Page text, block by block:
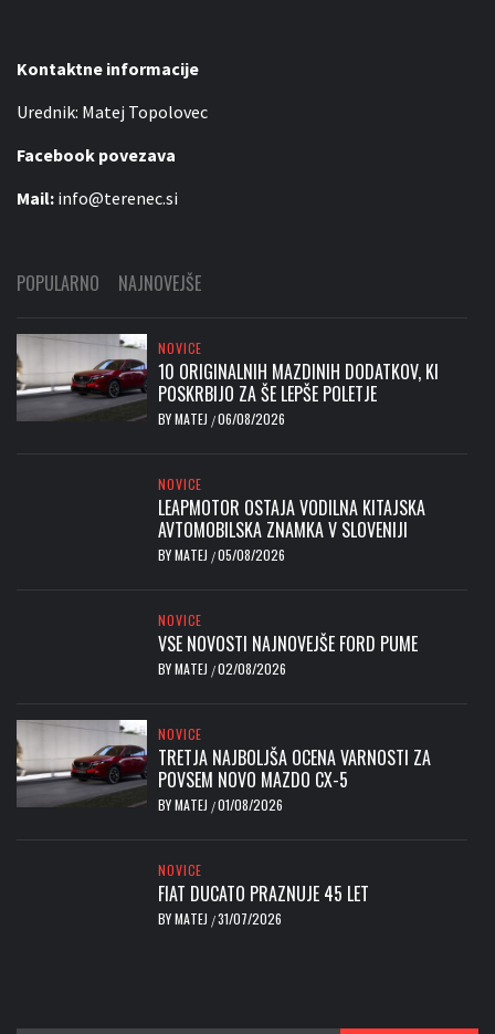
Kontaktne informacije
Urednik: Matej Topolovec
Facebook povezava
Mail: info@terenec.si
POPULARNO NAJNOVEJŠE
NOVICE
10 ORIGINALNIH MAZDINIH DODATKOV, KI
POSKRBIJO ZA ŠE LEPŠE POLETJE
BYMATEJ /06/08/2026
NOVICE
LEAPMOTOR OSTAJA VODILNA KITAJSKA
AVTOMOBILSKA ZNAMKA V SLOVENIJI
BYMATEJ /05/08/2026
NOVICE
VSE NOVOSTI NAJNOVEJŠE FORD PUME
BYMATEJ /02/08/2026
NOVICE
TRETJA NAJBOLJŠA OCENA VARNOSTI ZA
POVSEM NOVO MAZDO CX-5
BYMATEJ /01/08/2026
NOVICE
FIAT DUCATO PRAZNUJE 45 LET
BYMATEJ /31/07/2026